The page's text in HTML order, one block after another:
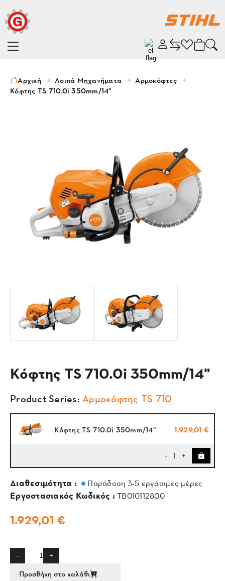
Αρχική Λοιπά Μηχανήματα
Αρμοκόφτες
Κόφτης TS 710.0i 350mm/14"
Κόφτης TS 710.0i 350mm/14"
Product Series: Αρμοκόφτης TS 710
Κόφτης TS 710.0i 350mm/14" 1.929,01 €
- 1 +
Διαθεσιμότητα : Παράδοση 3-5 εργάσιμες μέρες
Εργοστασιακός Κωδικός : TB010112800
1.929,01 €
- +
Προσθήκη στο καλάθι